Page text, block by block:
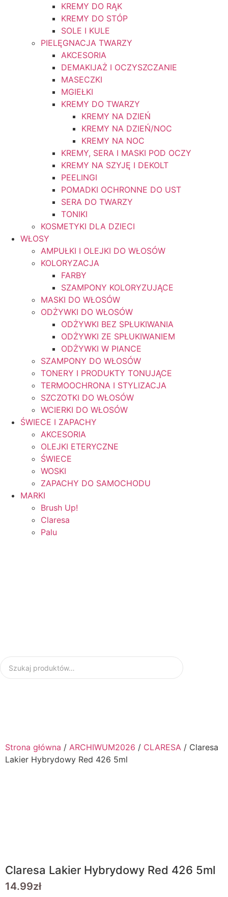
KREMY DO RĄK
KREMY DO STÓP
SOLE I KULE
PIELĘGNACJA TWARZY
AKCESORIA
DEMAKIJAŻ I OCZYSZCZANIE
MASECZKI
MGIEŁKI
KREMY DO TWARZY
KREMY NA DZIEŃ
KREMY NA DZIEŃ/NOC
KREMY NA NOC
KREMY, SERA I MASKI POD OCZY
KREMY NA SZYJĘ I DEKOLT
PEELINGI
POMADKI OCHRONNE DO UST
SERA DO TWARZY
TONIKI
KOSMETYKI DLA DZIECI
WŁOSY
AMPUŁKI I OLEJKI DO WŁOSÓW
KOLORYZACJA
FARBY
SZAMPONY KOLORYZUJĄCE
MASKI DO WŁOSÓW
ODŻYWKI DO WŁOSÓW
ODŻYWKI BEZ SPŁUKIWANIA
ODŻYWKI ZE SPŁUKIWANIEM
ODŻYWKI W PIANCE
SZAMPONY DO WŁOSÓW
TONERY I PRODUKTY TONUJĄCE
TERMOOCHRONA I STYLIZACJA
SZCZOTKI DO WŁOSÓW
WCIERKI DO WŁOSÓW
ŚWIECE I ZAPACHY
AKCESORIA
OLEJKI ETERYCZNE
ŚWIECE
WOSKI
ZAPACHY DO SAMOCHODU
MARKI
Brush Up!
Claresa
Palu
Strona główna / ARCHIWUM2026 / CLARESA / Claresa
Lakier Hybrydowy Red 426 5ml
Claresa Lakier Hybrydowy Red 426 5ml
14.99zł